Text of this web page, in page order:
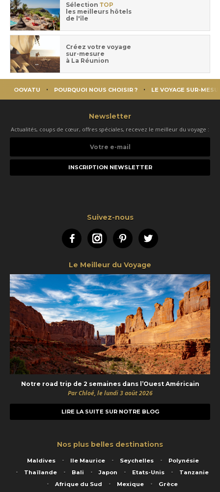
Sélection TOP
les meilleurs hôtels
de l'île
Créez votre voyage
sur-mesure
à La Réunion
OOVATU POURQUOI NOUS CHOISIR ? LE VOYAGE SUR-
Newsletter
Actualités, coups de cœur, offres spéciales, recevez le meilleur du voyage :
e-
Suivez-nous
FacebookInstagramPinterestTwitter
Le Meilleur du Voyage
Notre road trip de 2 semaines dans l’Ouest Américain
Par Chloé, le lundi 3 août 2026
LIRE LA SUITE SUR NOTRE BLOG
Nos plus belles destinations
Maldives Ile Maurice Seychelles
Polynésie
Thaïlande
Bali Japon Etats-Unis
Tanzanie
Afrique du Sud
Mexique Grèce